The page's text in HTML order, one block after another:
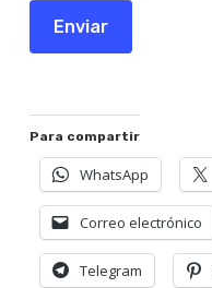
Enviar
Para compartir
WhatsApp
Correo electrónico
Telegram